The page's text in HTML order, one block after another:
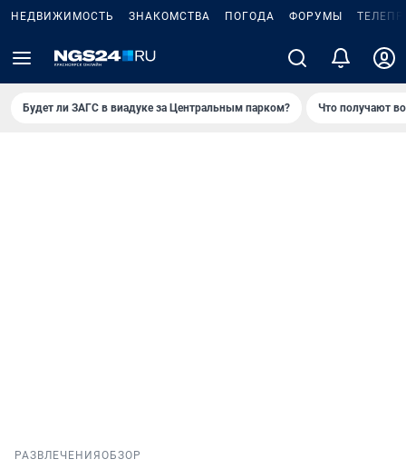
НЕДВИЖИМОСТЬ ЗНАКОМСТВА ПОГОДА ФОРУМЫ
Будет ли ЗАГС в виадуке за Центральным парком? Что получают
РАЗВЛЕЧЕНИЯ ОБЗОР